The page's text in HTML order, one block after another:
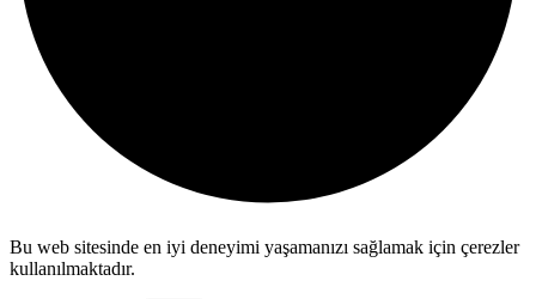
Bu web sitesinde en iyi deneyimi yaşamanızı sağlamak için çerezler
kullanılmaktadır.